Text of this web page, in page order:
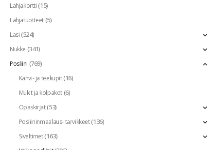
Lahjakortti(15)
Lahjatuotteet(5)
Lasi(524)
Nukke (341)
Posliini (769)
Kahvi- ja teekupit(16)
Mukit ja kolpakot(6)
Opaskirjat(53)
Posliininmaalaus- tarvikkeet(136)
Siveltimet(163)